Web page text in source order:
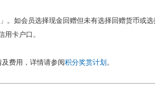
。如会员选择现金回赠但未有选择回赠货币或
卡户口。
费用，详情请参阅积分奖赏计划 。